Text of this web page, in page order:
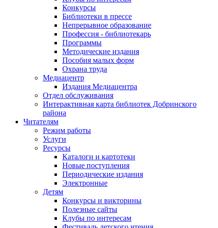
Конкурсы
Библиотеки в прессе
Непрерывное образование
Профессия - библиотекарь
Программы
Методические издания
Пособия малых форм
Охрана труда
Медиацентр
Издания Медиацентра
Отдел обслуживания
Интерактивная карта библиотек Добринского
района
Читателям
Режим работы
Услуги
Ресурсы
Каталоги и картотеки
Новые поступления
Периодические издания
Электронные
Детям
Конкурсы и викторины
Полезные сайты
Клубы по интересам